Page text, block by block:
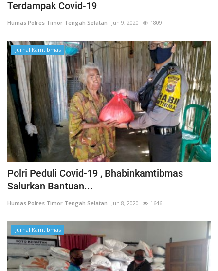
Terdampak Covid-19
Humas Polres Timor Tengah Selatan Jun 9, 2020 1809
Jurnal Kamtibmas
Polri Peduli Covid-19 , Bhabinkamtibmas
Salurkan Bantuan...
Humas Polres Timor Tengah Selatan Jun 8, 2020 1646
Jurnal Kamtibmas